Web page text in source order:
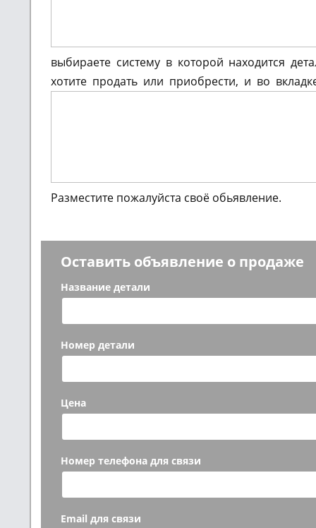
выбираете систему в которой находится
хотите продать или приобрести, и во
Разместите пожалуйста своё обьявление.
Оставить объявление о продаже
Название детали
Номер детали
Цена
Номер телефона для связи
Email для связи